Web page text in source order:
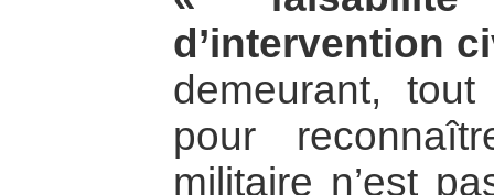
d’intervention
demeurant,
pour
militaire n’est